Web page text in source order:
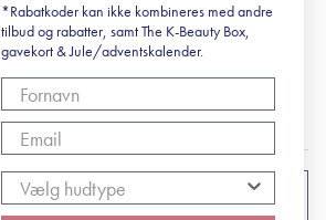
DANMARK
*Rabatkoder kan ikke kombineres med andre
tilbud og rabatter, samt The K-Beauty Box,
gavekort & Jule/adventskalender.